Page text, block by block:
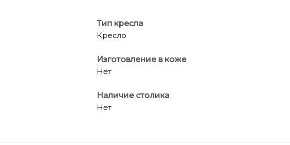
Тип кресла
Кресло
Изготовление в коже
Нет
Наличие столика
Нет